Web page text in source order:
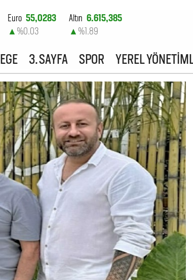
Euro 55,0283
▲ %0.03
Altın 6.615,385
▲ %1.89
EGE 3. SAYFA SPOR YEREL